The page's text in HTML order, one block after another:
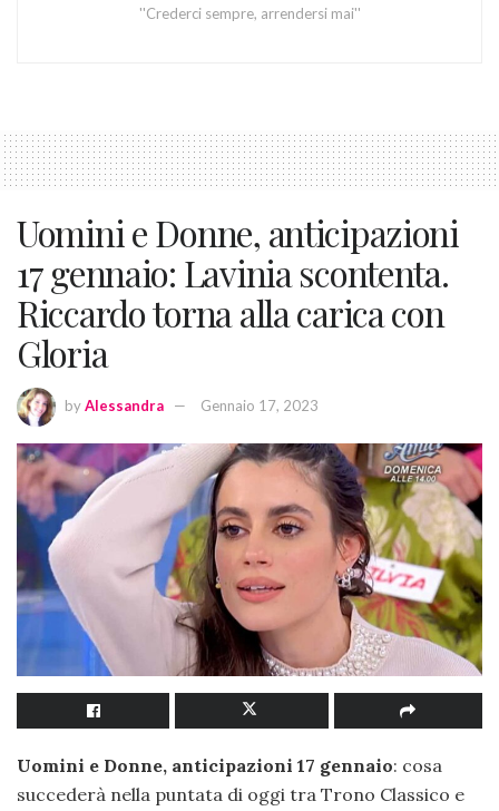
''Crederci sempre, arrendersi mai''
Uomini e Donne, anticipazioni
17 gennaio: Lavinia scontenta.
Riccardo torna alla carica con
Gloria
byAlessandra Gennaio 17, 2023
Uomini e Donne, anticipazioni 17 gennaio: cosa
succederà nella puntata di oggi tra Trono Classico e